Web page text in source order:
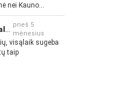
nei Kauno
Nėra pinigų - nėra
prieš 5
mėnesius
visąlaik sugeba
taip